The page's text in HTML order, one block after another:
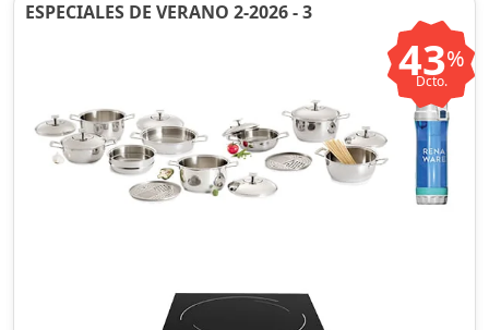
ESPECIALES DE VERANO 2-2026 - 3
43%
Dcto.